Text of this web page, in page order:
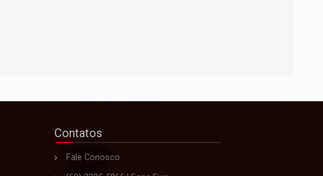
Contatos
Fale Conosco